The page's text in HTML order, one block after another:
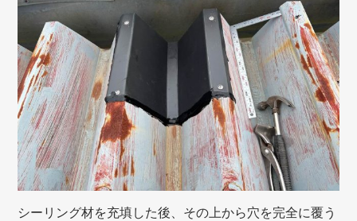
シーリング材を充填した後、その上から穴を完全に覆う